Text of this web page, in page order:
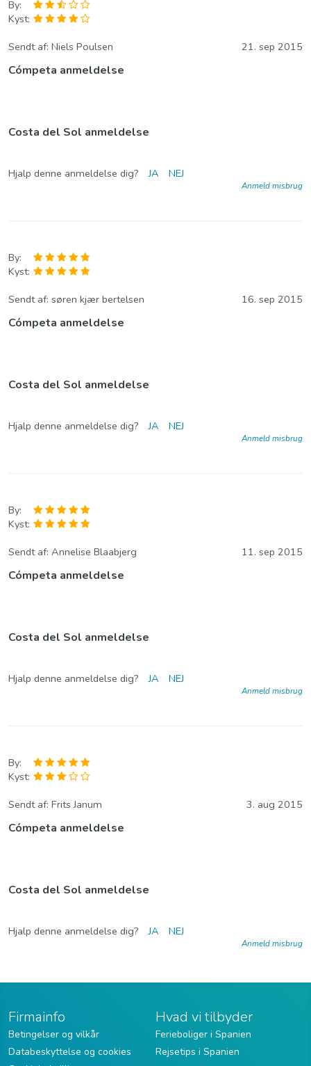
By:
Kyst:
Sendt af: Niels Poulsen 21. sep 2015
Cómpeta anmeldelse
Costa del Sol anmeldelse
Hjalp denne anmeldelse dig? JA NEJ
Anmeld misbrug
By:
Kyst:
Sendt af: søren kjær bertelsen 16. sep 2015
Cómpeta anmeldelse
Costa del Sol anmeldelse
Hjalp denne anmeldelse dig? JA NEJ
Anmeld misbrug
By:
Kyst:
Sendt af: Annelise Blaabjerg 11. sep 2015
Cómpeta anmeldelse
Costa del Sol anmeldelse
Hjalp denne anmeldelse dig? JA NEJ
Anmeld misbrug
By:
Kyst:
Sendt af: Frits Janum 3. aug 2015
Cómpeta anmeldelse
Costa del Sol anmeldelse
Hjalp denne anmeldelse dig? JA NEJ
Anmeld misbrug
Firmainfo
Betingelser og vilkår
Databeskyttelse og cookies
Hvad vi tilbyder
Ferieboliger i Spanien
Rejsetips i Spanien